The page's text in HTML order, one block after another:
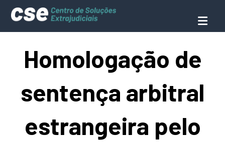
Homologação de
sentença arbitral
estrangeira pelo